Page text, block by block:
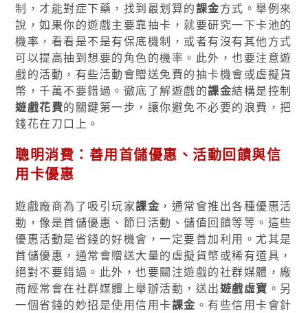
制，才能對症下藥，找到最划算的課金方式。舉例來
說，如果你的遊戲主要靠抽卡，就要研究一下卡池的
機率，看看是不是有保底機制，或者有沒有其他方式
可以提高抽到想要的角色的機率。此外，也要注意遊
戲的活動，有些活動會贈送免費的抽卡機會或虛擬貨
幣，千萬不要錯過。徹底了解遊戲的課金結構是控制
遊戲花費的關鍵第一步，讓你避免不必要的浪費，把
錢花在刀口上。
聰明消費：善用首儲優惠、活動回饋與信
用卡優惠
遊戲廠商為了吸引玩家課金 ，通常會推出各種優惠活
動，像是首儲優惠、節日活動、儲值回饋等等。這些
優惠活動是省錢的好機會，一定要善加利用。尤其是
首儲優惠，通常會贈送大量的虛擬貨幣或稀有道具，
絕對不要錯過。此外，也要關注遊戲的社群媒體，廠
商經常會在社群媒體上舉辦活動，送出遊戲虛寶 。另
一個省錢的妙招是使用信用卡課金 。有些信用卡會針